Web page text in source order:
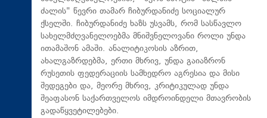
ძალის" წევრი თამარ ჩიბურდანიძე სოციალურ
ქსელში. ჩიბურდანიძე ხაზს უსვამს, რომ სასწავლო
სახელმძღვანელოებმა მნიშვნელოვანი როლი უნდა
ითამაშონ ამაში. ანალიტიკოსის აზრით,
ახალგაზრდებმა, ერთი მხრივ, უნდა გაიაზრონ
რუსეთის ფედერაციის სამხედრო აგრესია და მისი
შედეგები და, მეორე მხრივ, კრიტიკულად უნდა
შეაფასონ საქართველოს იმდროინდელი მთავრობის
გადაწყვეტილებები.